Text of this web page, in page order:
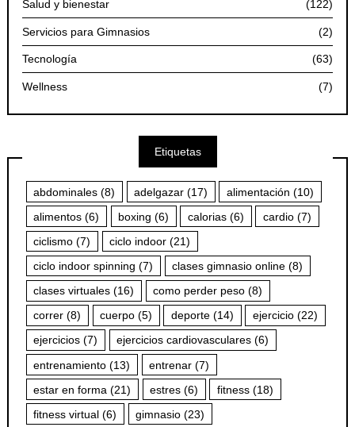
Salud y bienestar (122)
Servicios para Gimnasios (2)
Tecnología (63)
Wellness (7)
Etiquetas
abdominales (8) adelgazar (17) alimentación (10)
alimentos (6) boxing (6) calorias (6) cardio (7)
ciclismo (7) ciclo indoor (21)
ciclo indoor spinning (7) clases gimnasio online (8)
clases virtuales (16) como perder peso (8)
correr (8) cuerpo (5) deporte (14) ejercicio (22)
ejercicios (7) ejercicios cardiovasculares (6)
entrenamiento (13) entrenar (7)
estar en forma (21) estres (6) fitness (18)
fitness virtual (6) gimnasio (23)